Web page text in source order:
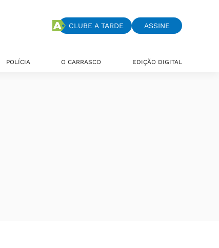
CLUBE A TARDE ASSINE
POLÍCIA O CARRASCO EDIÇÃO DIGITAL